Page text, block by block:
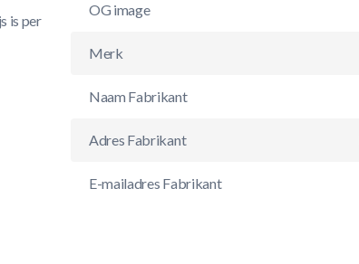
is per
OG image
Merk
Naam Fabrikant
Adres Fabrikant
E-mailadres Fabrikant